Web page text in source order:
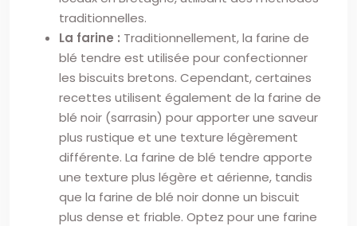
traditionnelles.
La farine : Traditionnellement, la farine de
blé tendre est utilisée pour confectionner
les biscuits bretons. Cependant, certaines
recettes utilisent également de la farine de
blé noir (sarrasin) pour apporter une saveur
plus rustique et une texture légèrement
différente. La farine de blé tendre apporte
une texture plus légère et aérienne, tandis
que la farine de blé noir donne un biscuit
plus dense et friable. Optez pour une farine